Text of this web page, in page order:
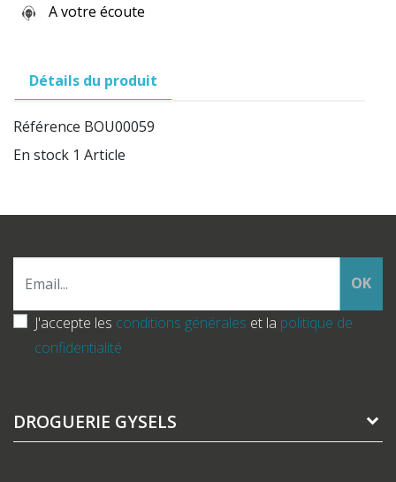
A votre écoute
Détails du produit
Référence BOU00059
En stock 1 Article
OK
J'accepte les conditions générales et la politique de
confidentialité
DROGUERIE GYSELS